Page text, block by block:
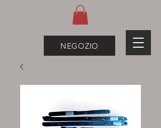
NEGOZIO